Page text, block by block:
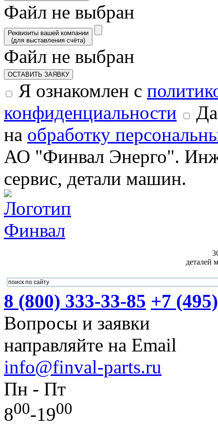
Файл не выбран
Реквизиты вашей компании
(для выставления счёта)
Файл не выбран
ОСТАВИТЬ ЗАЯВКУ
Я ознакомлен с
конфиденциальности
на обработку
АО "Финвал Энерго".
сервис, детали машин.
деталей
8 (800) 333-33-85 +7
Вопросы и заявки
направляйте на Email
info@finval-parts.ru
Пн - Пт
800-1900